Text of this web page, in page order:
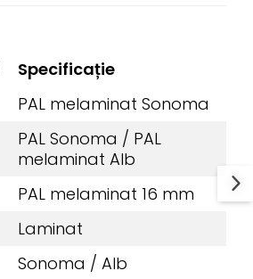
Specificație
PAL melaminat Sonoma
PAL Sonoma / PAL
melaminat Alb
PAL melaminat 16 mm
Laminat
Sonoma / Alb